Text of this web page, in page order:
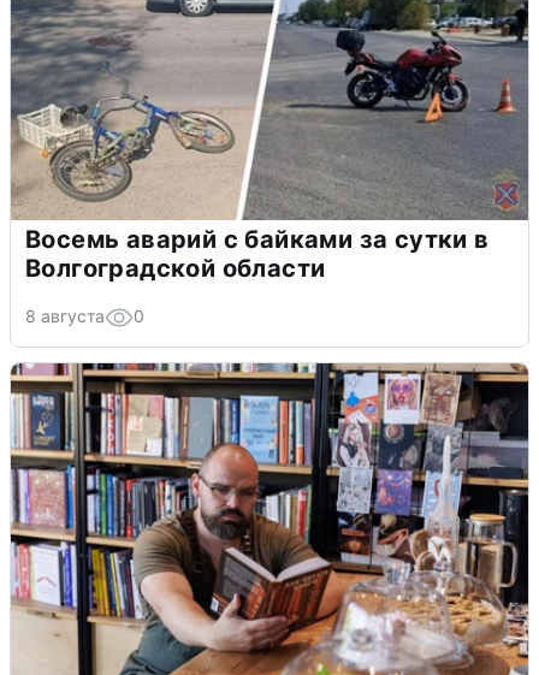
Восемь аварий с байками за сутки в
Волгоградской области
8 августа 0